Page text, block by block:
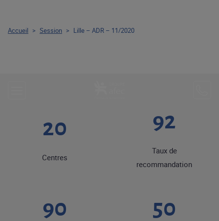
20
Centres
92
Taux de
recommandation
90 50
Accueil > Session > Lille – ADR – 11/2020